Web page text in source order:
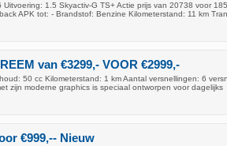
1.5 Skyactiv-G TS+ Actie prijs van 20738 voor
APK tot: - Brandstof: Benzine Kilometerstand: 11 km
van €3299,- VOOR €2999,-
50 cc Kilometerstand: 1 km Aantal versnellingen: 6
zijn moderne graphics is speciaal ontworpen voor dagelijks
€999,-- Nieuw